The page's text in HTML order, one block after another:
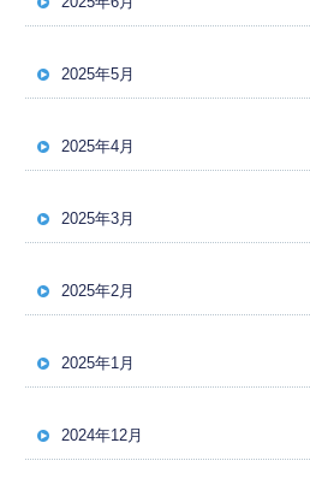
2025年5月
2025年4月
2025年3月
2025年2月
2025年1月
2024年12月